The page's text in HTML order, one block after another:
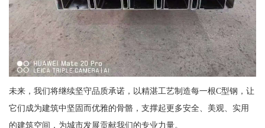
未来，我们将继续坚守品质承诺，以精湛工艺制造每一根C型钢，让
它们成为建筑中坚固而优雅的骨骼，支撑起更多安全、美观、实用
的建筑空间，为城市发展贡献我们的专业力量。